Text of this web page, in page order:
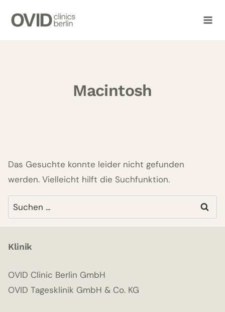
Inhalt
Macintosh
Das Gesuchte konnte leider nicht gefunden
werden. Vielleicht hilft die Suchfunktion.
Suchen
nach:
Klinik
OVID Clinic Berlin GmbH
OVID Tagesklinik GmbH & Co. KG